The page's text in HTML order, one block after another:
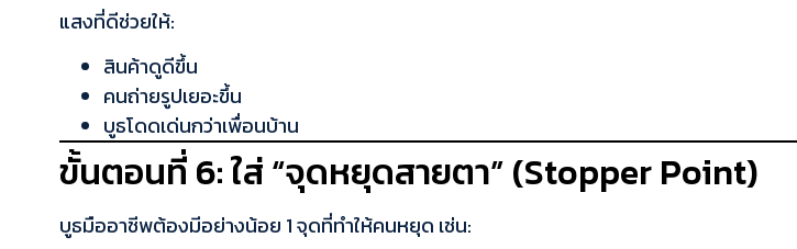
แสงที่ดีช่วยให้:
สินค้าดูดีขึ้น
คนถ่ายรูปเยอะขึ้น
บูธโดดเด่นกว่าเพื่อนบ้าน
ขั้นตอนที่ 6: ใส่ “จุดหยุดสายตา” (Stopper Point)
บูธมืออาชีพต้องมีอย่างน้อย 1 จุดที่ทำให้คนหยุด เช่น: